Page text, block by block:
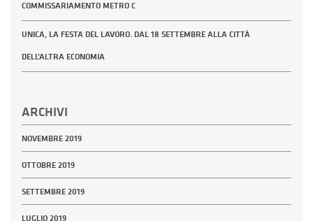
COMMISSARIAMENTO METRO C
UNICA, LA FESTA DEL LAVORO. DAL 18 SETTEMBRE ALLA CITTÀ
DELL’ALTRA ECONOMIA
ARCHIVI
NOVEMBRE 2019
OTTOBRE 2019
SETTEMBRE 2019
LUGLIO 2019